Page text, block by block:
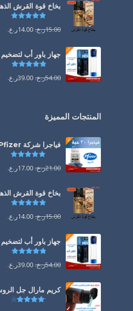
بخاخ قوة القرش الذهبي
تم
15.00ر.ع. 14.00ر.ع.
جهاز باور أب
تم
54.00ر.ع. 39.00ر.ع.
المنتجات المميزة
فياجرا شركة Pfizer في عُمان
21.00ر.ع. 17.00ر.ع.
بخاخ قوة القرش الذهبي
تم
15.00ر.ع. 14.00ر.ع.
جهاز باور أب
تم
54.00ر.ع. 39.00ر.ع.
كريم مارال جل الروسي
تم التقييم